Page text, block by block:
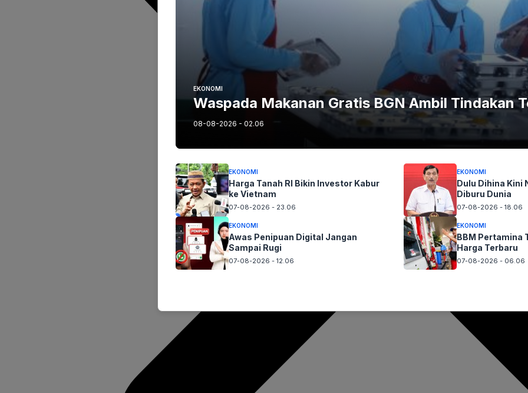
EKONOMI
Waspada Makanan Gratis BGN Ambil Tindakan
08-08-2026 - 02.06
EKONOMI
Harga Tanah RI Bikin Investor Kabur
ke Vietnam
07-08-2026 - 23.06
EKONOMI
Dulu Dihina Kini
Diburu Dunia
07-08-2026 - 18.06
EKONOMI
Awas Penipuan Digital Jangan
Sampai Rugi
07-08-2026 - 12.06
EKONOMI
BBM Pertamina
Harga Terbaru
07-08-2026 - 06.06